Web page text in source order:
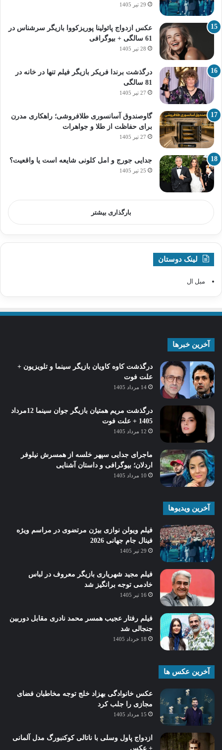
29 تیر 1405
عکس ازدواج پائولینا پوریزکووا بازیگر سرشناس در
61 سالگی + بیوگرافی
28 تیر 1405
درگذشت برندا فریکر بازیگر فیلم تنها در خانه در
81 سالگی
27 تیر 1405
گاوصندوق آسانسوری طلافروشی؛ راهکاری مدرن
برای حفاظت از طلا و جواهرات
27 تیر 1405
جدایی جورج و امل کلونی شایعه است یا واقعیت؟
25 تیر 1405
بارگذاری بیشتر
لینک دوستان
مبل ال
آخرین خبرها
درگذشت کاوه کاویان بازیگر سینما و تلویزیون +
علت فوت
14 مرداد 1405
درگذشت مریم همتیان بازیگر جوان سینما 12مرداد
1405 + علت فوت
12 مرداد 1405
ماجرای جدایی سپهر خلسه از همسرش نیلوفر
اردلان؛ بیوگرافی و داستان آشنایی
10 مرداد 1405
آخرین ویدیوها
فیلم ویولن نوازی بیژن مرتضوی در مراسم ویژه
فینال جام جهانی 2026
29 تیر 1405
فیلم مجید شهریاری بازیگر معروف در لباس
خادمی توجه برانگیز شد
16 تیر 1405
فیلم رفتار عجیب همسر محمد نادری مقابل دوربین
جنجالی شد
18 خرداد 1405
آخرین عکس ها
عکس خانوادگی بهزاد خلج توجه مخاطبان فضای
مجازی را جلب کرد
15 مرداد 1405
ازدواج پاول وسلی با ناتالی کوکنبورگ مدل آلمانی
+ عکس